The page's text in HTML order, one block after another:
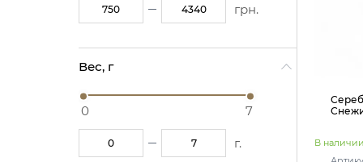
грн.
Вес, г
0 7
г.
В наличии